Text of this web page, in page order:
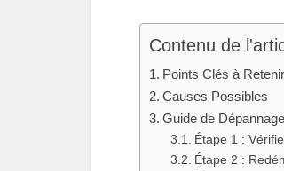
Contenu de
Points Clés à Retenir
Causes Possibles
Guide de
Étape 1 :
Étape 2 :